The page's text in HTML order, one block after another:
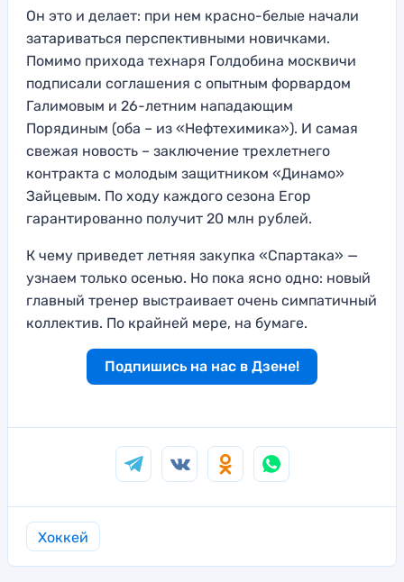
Он это и делает: при нем красно-белые начали
затариваться перспективными новичками.
Помимо прихода технаря Голдобина москвичи
подписали соглашения с опытным форвардом
Галимовым и 26-летним нападающим
Порядиным (оба – из «Нефтехимика»). И самая
свежая новость – заключение трехлетнего
контракта с молодым защитником «Динамо»
Зайцевым. По ходу каждого сезона Егор
гарантированно получит 20 млн рублей.
К чему приведет летняя закупка «Спартака» —
узнаем только осенью. Но пока ясно одно: новый
главный тренер выстраивает очень симпатичный
коллектив. По крайней мере, на бумаге.
Подпишись на нас в Дзене!
Хоккей